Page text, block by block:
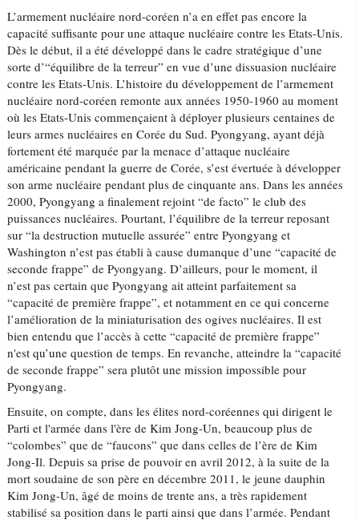
L’armement nucléaire nord-coréen n’a en effet pas encore la
capacité suffisante pour une attaque nucléaire contre les Etats-Unis.
Dès le début, il a été développé dans le cadre stratégique d’une
sorte d’“équilibre de la terreur” en vue d’une dissuasion nucléaire
contre les Etats-Unis. L’histoire du développement de l’armement
nucléaire nord-coréen remonte aux années 1950-1960 au moment
où les Etats-Unis commençaient à déployer plusieurs centaines de
leurs armes nucléaires en Corée du Sud. Pyongyang, ayant déjà
fortement été marquée par la menace d’attaque nucléaire
américaine pendant la guerre de Corée, s’est évertuée à développer
son arme nucléaire pendant plus de cinquante ans. Dans les années
2000, Pyongyang a finalement rejoint “de facto” le club des
puissances nucléaires. Pourtant, l’équilibre de la terreur reposant
sur “la destruction mutuelle assurée” entre Pyongyang et
Washington n’est pas établi à cause dumanque d’une “capacité de
seconde frappe” de Pyongyang. D’ailleurs, pour le moment, il
n’est pas certain que Pyongyang ait atteint parfaitement sa
“capacité de première frappe”, et notamment en ce qui concerne
l’amélioration de la miniaturisation des ogives nucléaires. Il est
bien entendu que l’accès à cette “capacité de première frappe”
n'est qu’une question de temps. En revanche, atteindre la “capacité
de seconde frappe” sera plutôt une mission impossible pour
Pyongyang.
Ensuite, on compte, dans les élites nord-coréennes qui dirigent le
Parti et l'armée dans l'ère de Kim Jong-Un, beaucoup plus de
“colombes” que de “faucons” que dans celles de l’ère de Kim
Jong-Il. Depuis sa prise de pouvoir en avril 2012, à la suite de la
mort soudaine de son père en décembre 2011, le jeune dauphin
Kim Jong-Un, âgé de moins de trente ans, a très rapidement
stabilisé sa position dans le parti ainsi que dans l’armée. Pendant